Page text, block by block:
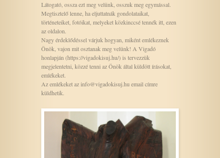
Látogató, ossza ezt meg velünk, osszuk meg egymással.
Megtisztelő lenne, ha eljuttatnák gondolataikat,
történeteiket, fotóikat, melyeket közkinccsé tennék itt, ezen
az oldalon.
Nagy érdeklődéssel várjuk hogyan, miként emlékeznek
Önök, vajon mit osztanak meg velünk! A Vigadó
honlapján (https://vigadokisuj.hu/) is tervezzük
megjelentetni, közzé tenni az Önök által küldött írásokat,
emlékeket.
Az emlékeket az info@vigadokisuj.hu email címre
küldhetik.